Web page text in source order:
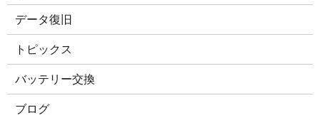
データ復旧
トピックス
バッテリー交換
ブログ